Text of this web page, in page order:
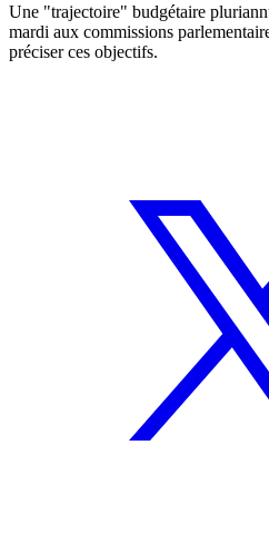
Une "trajectoire" budgétaire
mardi aux commissions
préciser ces objectifs.